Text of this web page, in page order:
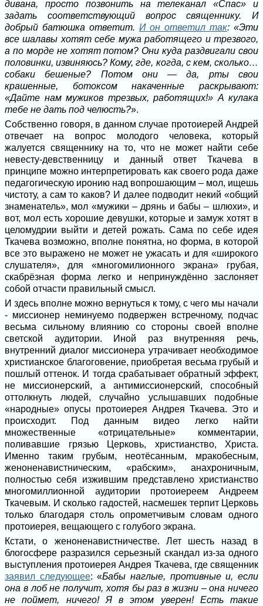
дивана, просто позвонить на телеканал «Спас» и
задать соответствующий вопрос священнику. И
добрый батюшка ответит. И он ответил так: «Эти
все шалавы хотят себе мужа работящего и трезвого,
а по морде не хотят потом? Они куда раздвигали свои
половинки, извиняюсь? Кому, где, когда, с кем, сколько…
собаки бешеные? Потом они — да, рты свои
крашенные, ботоксом накаченные раскрывают:
«Дайте нам мужиков трезвых, работящих!» А кулака
тебе не дать под челюсть?».
Собственно говоря, в данном случае протоиерей Андрей
отвечает на вопрос молодого человека, который
жалуется священнику на то, что не может найти себе
невесту-девственницу и данный ответ Ткачева в
принципе можно интерпретировать как своего рода даже
педагогическую иронию над вопрошающим – мол, ищешь
чистоту, а сам то каков? И далее подводит некий «общий
знаменатель», мол «мужики – дрянь и бабы – шлюхи», и
вот, мол есть хорошие девушки, которые и замуж хотят в
целомудрии выйти и детей рожать. Сама по себе идея
Ткачева возможно, вполне понятна, но форма, в которой
все это выражено не может не ужасать и для «широкого
слушателя», для «многомилионного экрана» грубая,
скабрёзная форма легко и непринуждённо заслоняет
собой отчасти правильный смысл.
И здесь вполне можно вернуться к тому, с чего мы начали
- миссионер неминуемо подвержен встречному, подчас
весьма сильному влиянию со стороны своей вполне
светской аудитории. Иной раз внутренняя речь,
внутренний диалог миссионера утрачивает необходимое
христианское благоговение, приобретая весьма грубый и
пошлый оттенок. И тогда срабатывает обратный эффект,
не миссионерский, а антимиссионерский, способный
оттолкнуть людей, случайно услышавших подобные
«народные» опусы протоиерея Андрея Ткачева. Это и
происходит. Под данным видео легко найти
множественные «отрицательные» комментарии,
поливавшие грязью Церковь, христианство, Христа.
Именно таким грубым, неотёсанным, мракобесным,
женоненавистническим, «рабским», анахроничным,
полностью себя изжившим представлено христианство
многомиллионной аудитории протоиереем Андреем
Ткачевым. И сколько гадостей, насмешек терпит Церковь
только благодаря столь опрометчивым словам одного
протоиерея, вещающего с голубого экрана.
Кстати, о женоненавистничестве. Лет шесть назад в
блогосфере разразился серьезный скандал из-за одного
выступления протоиерея Андрея Ткачева, где священник
заявил следующее: «Бабы наглые, противные и, если
она в лоб не получит, хотя бы раз в жизни – она ничего
не поймет, ничего! Я в этом уверен! Есть такие